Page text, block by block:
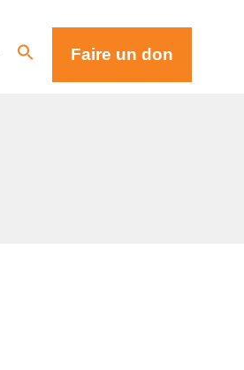
Faire un don